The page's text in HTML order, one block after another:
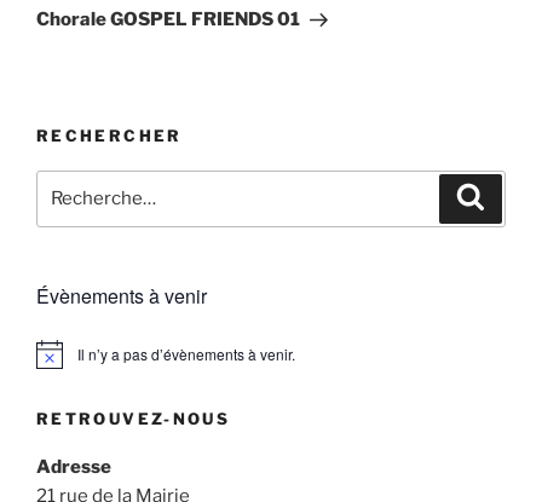
suivant
Chorale GOSPEL FRIENDS 01
RECHERCHER
pour
Évènements à venir
N
i
e
Il n’y a pas d’évènements à venir.
RETROUVEZ-NOUS
Adresse
21 rue de la Mairie